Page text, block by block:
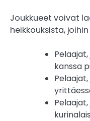
Joukkueet voivat
heikkouksista,
kanssa